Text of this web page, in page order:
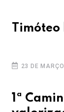
23 DE
1ª